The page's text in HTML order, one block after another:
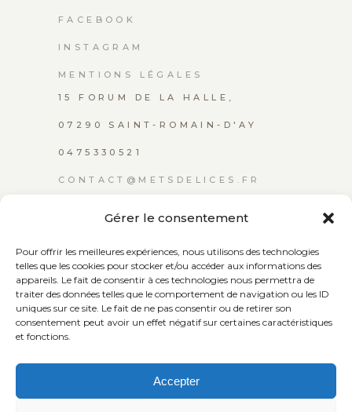
Gérer le consentement
Pour offrir les meilleures expériences, nous utilisons des technologies
telles que les cookies pour stocker et/ou accéder aux informations des
appareils. Le fait de consentir à ces technologies nous permettra de
traiter des données telles que le comportement de navigation ou les ID
uniques sur ce site. Le fait de ne pas consentir ou de retirer son
consentement peut avoir un effet négatif sur certaines caractéristiques
et fonctions.
Accepter
FACEBOOK
INSTAGRAM
MENTIONS LÉGALES
15 FORUM DE LA HALLE,
07290 SAINT-ROMAIN-D'AY
0475330521
CONTACT@METSDELICES.FR
Recevez nos dernières informations
SUIVEZ-NOUS
J'accepte de recevoir nos